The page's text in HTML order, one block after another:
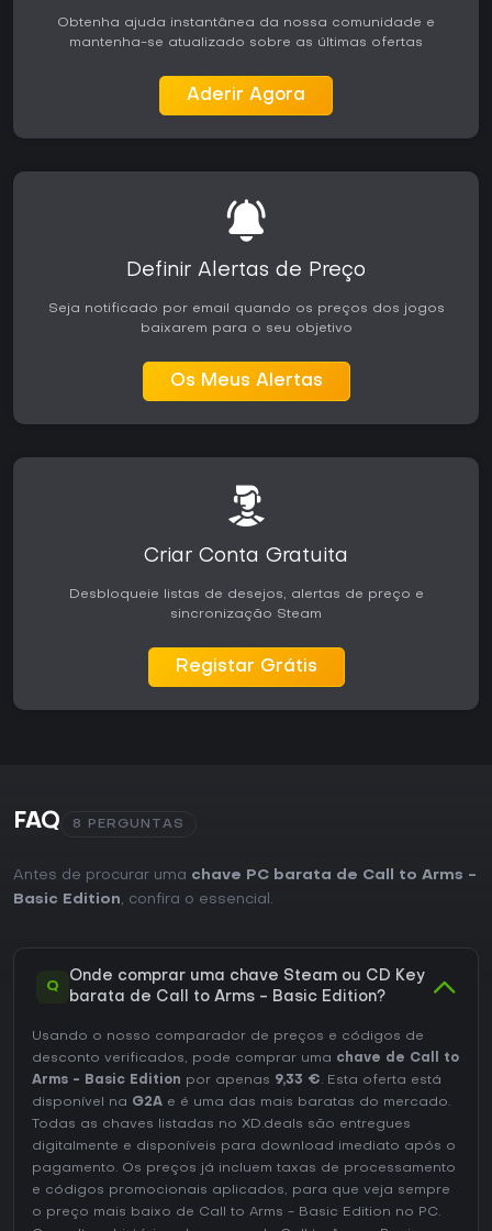
para quem joga sozinho quanto para grupos que buscam
profundidade tática em um cenário moderno.
Quem aprecia RTS com possibilidade de controle direto
das unidades encontra sistemas recompensadores. A Basic
jogadores que valorizam a personalização e o potencial
Obtenha ajuda instantânea da nossa comunidade e
mantenha-se atualizado sobre as últimas ofertas
Aderir Agora
Definir Alertas de Preço
Seja notificado por email quando os preços dos jogos
baixarem para o seu objetivo
Os Meus Alertas
Criar Conta Gratuita
Desbloqueie listas de desejos, alertas de preço e
sincronização Steam
Registar Grátis
FAQ 8 PERGUNTAS
Antes de procurar uma chave PC barata de Call to Arms -
Basic Edition, confira o essencial.
Q
Onde comprar uma chave Steam ou CD Key
barata de Call to Arms - Basic Edition?
Usando o nosso comparador de preços e códigos de
desconto verificados, pode comprar uma chave de Call to
Arms - Basic Edition por apenas 9,33 €. Esta oferta está
disponível na G2A e é uma das mais baratas do mercado.
Todas as chaves listadas no XD.deals são entregues
digitalmente e disponíveis para download imediato após o
pagamento. Os preços já incluem taxas de processamento
e códigos promocionais aplicados, para que veja sempre
o preço mais baixo de Call to Arms - Basic Edition no PC.